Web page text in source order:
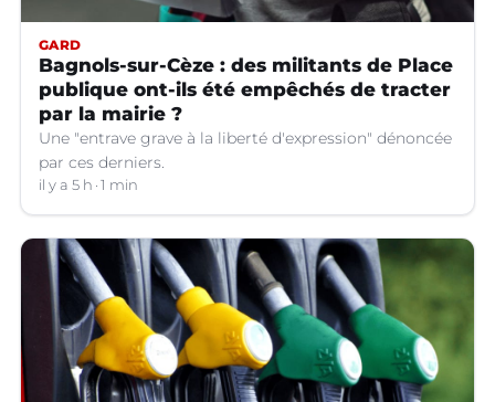
GARD
Bagnols-sur-Cèze : des militants de Place
publique ont-ils été empêchés de tracter
par la mairie ?
Une "entrave grave à la liberté d'expression" dénoncée
par ces derniers.
il y a 5 h 1 min